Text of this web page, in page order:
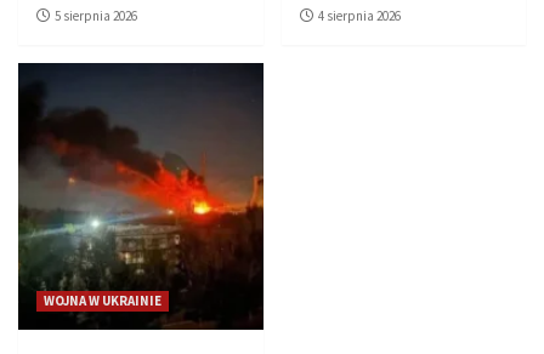
5 sierpnia 2026 4 sierpnia 2026
WOJNA W UKRAINIE